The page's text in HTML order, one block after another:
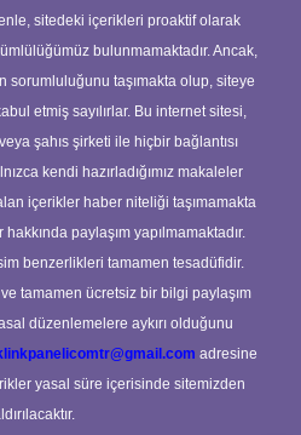
sitedeki içerikleri proaktif olarak
bulunmamaktadır. Ancak,
sorumluluğunu taşımakta olup, siteye
etmiş sayılırlar. Bu internet sitesi,
şahıs şirketi ile hiçbir bağlantısı
kendi hazırladığımız makaleler
içerikler haber niteliği taşımamakta
paylaşım yapılmamaktadır.
benzerlikleri tamamen tesadüfidir.
tamamen ücretsiz bir bilgi paylaşım
düzenlemelere aykırı olduğunu
adresine
yasal süre içerisinde sitemizden